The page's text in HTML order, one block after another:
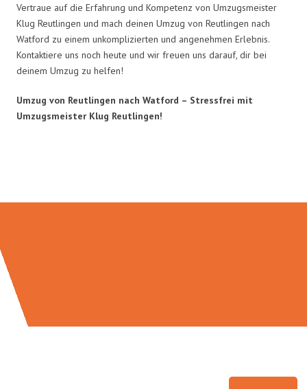
Vertraue auf die Erfahrung und Kompetenz von Umzugsmeister
Klug Reutlingen und mach deinen Umzug von Reutlingen nach
Watford zu einem unkomplizierten und angenehmen Erlebnis.
Kontaktiere uns noch heute und wir freuen uns darauf, dir bei
deinem Umzug zu helfen!
Umzug von Reutlingen nach Watford – Stressfrei mit
Umzugsmeister Klug Reutlingen!